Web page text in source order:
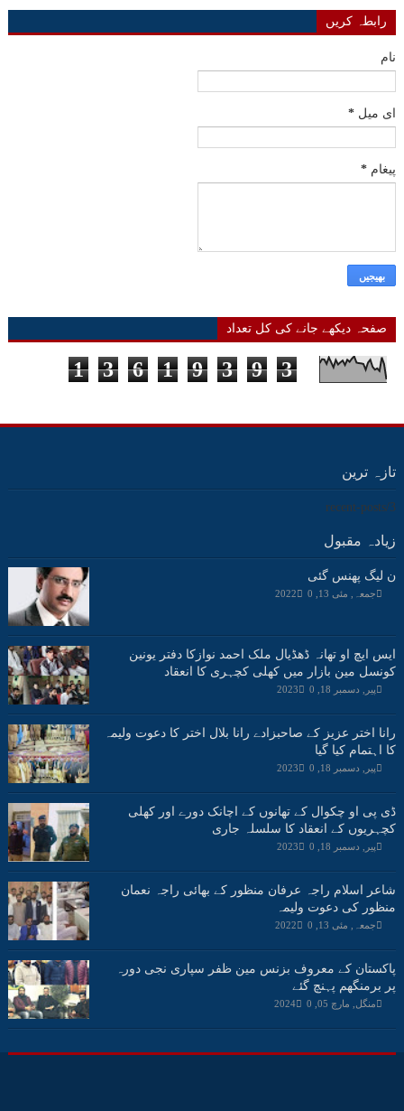
رابطہ کریں
نام
ای میل *
پیغام *
صفحہ دیکھے جانے کی کل تعداد
1 3 6 1 9 3 9 3
تازہ ترین
3/recent-posts
زیادہ مقبول
ن لیگ پھنس گئی
جمعہ, مئی 13, 2022 0
ایس ایچ او تھانہ ڈھڈیال ملک احمد نوازکا دفتر یونین
کونسل مین بازار میں کھلی کچہری کا انعقاد
پیر, دسمبر 18, 2023 0
رانا اختر عزیز کے صاحبزادے رانا بلال اختر کا دعوت ولیمہ
کا اہتمام کیا گیا
پیر, دسمبر 18, 2023 0
ڈی پی او چکوال کے تھانوں کے اچانک دورے اور کھلی
کچہریوں کے انعقاد کا سلسلہ جاری
پیر, دسمبر 18, 2023 0
شاعر اسلام راجہ عرفان منظور کے بھائی راجہ نعمان
منظور کی دعوت ولیمہ
جمعہ, مئی 13, 2022 0
پاکستان کے معروف بزنس مین ظفر سپاری نجی دورہ
پر برمنگھم پہنچ گئے
منگل, مارچ 05, 2024 0